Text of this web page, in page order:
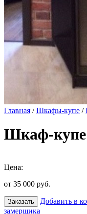
Главная /Шкафы-купе /
Шкаф-
Цена:
от 35 000 руб.
Заказать Добавить в
замерщика